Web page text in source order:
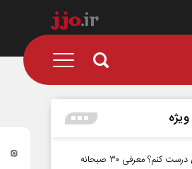
ویژه
صبحانه چی درست کنم؟ معرفی ۳۰ صبحانه